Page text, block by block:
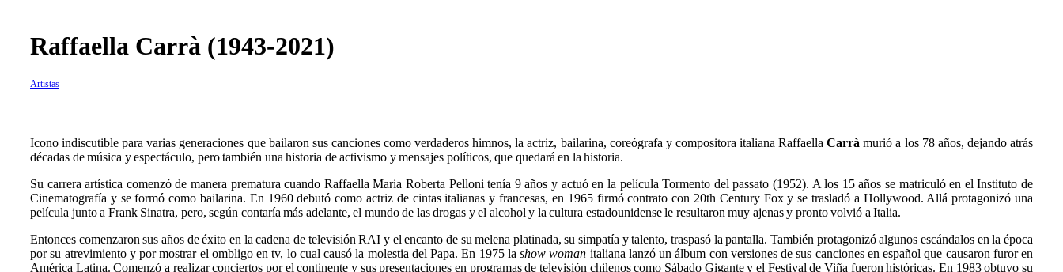
Raffaella Carrà (1943-2021)
Artistas
Icono indiscutible para varias generaciones que bailaron sus canciones como verdaderos himnos, la actriz, bailarina, coreógrafa y compositora italiana RaffaellaCarrà murió a los 78 años, dejando atrás
décadas de música y espectáculo, pero también una historia de activismo y mensajes políticos, que quedará en la historia.
Su carrera artística comenzó de manera prematura cuando Raffaella Maria Roberta Pelloni tenía 9 años y actuó en la película Tormento del passato (1952). A los 15 años se matriculó en el Instituto de
Cinematografía y se formó como bailarina. En 1960 debutó como actriz de cintas italianas y francesas, en 1965 firmó contrato con 20th Century Fox y se trasladó a Hollywood. Allá protagonizó una
película junto a Frank Sinatra, pero, según contaría más adelante, el mundo de las drogas y el alcohol y la cultura estadounidense le resultaron muy ajenas y pronto volvió a Italia.
Entonces comenzaron sus años de éxito en la cadena de televisión RAI y el encanto de su melena platinada, su simpatía y talento, traspasó la pantalla. También protagonizó algunos escándalos en la época
por su atrevimiento y por mostrar el ombligo en tv, lo cual causó la molestia del Papa. En 1975 la show woman italiana lanzó un álbum con versiones de sus canciones en español que causaron furor en
América Latina. Comenzó a realizar conciertos por el continente y sus presentaciones en programas de televisión chilenos como Sábado Gigante y el Festival de Viña fueron históricas. En 1983 obtuvo su